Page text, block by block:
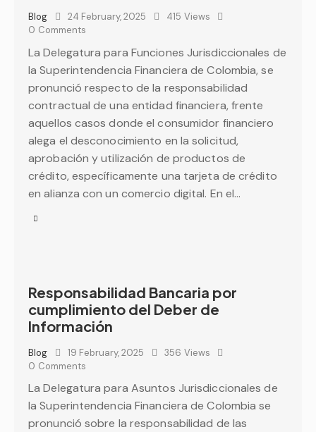
Blog 24 February, 2025 415 Views
0 Comments
La Delegatura para Funciones Jurisdiccionales de
la Superintendencia Financiera de Colombia, se
pronunció respecto de la responsabilidad
contractual de una entidad financiera, frente
aquellos casos donde el consumidor financiero
alega el desconocimiento en la solicitud,
aprobación y utilización de productos de
crédito, específicamente una tarjeta de crédito
en alianza con un comercio digital. En el…
Responsabilidad Bancaria por
cumplimiento del Deber de
Información
Blog 19 February, 2025 356 Views
0 Comments
La Delegatura para Asuntos Jurisdiccionales de
la Superintendencia Financiera de Colombia se
pronunció sobre la responsabilidad de las